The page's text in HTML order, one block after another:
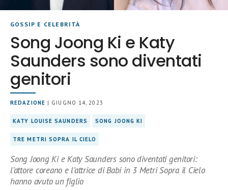
GOSSIP E CELEBRITÀ
Song Joong Ki e Katy
Saunders sono diventati
genitori
REDAZIONE | GIUGNO 14, 2023
KATY LOUISE SAUNDERS SONG JOONG KI
TRE METRI SOPRA IL CIELO
Song Joong Ki e Katy Saunders sono diventati genitori:
l’attore coreano e l’attrice di Babi in 3 Metri Sopra il Cielo
hanno avuto un figlio